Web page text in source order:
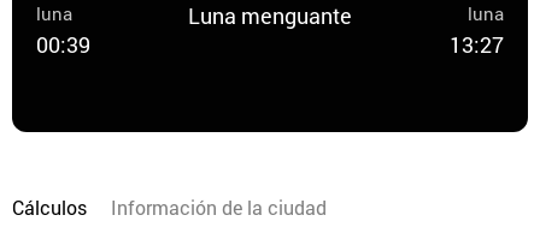
luna
00:39
Luna menguante
luna
13:27
Cálculos Información de la ciudad